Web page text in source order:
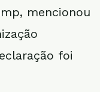
mencionou
foi